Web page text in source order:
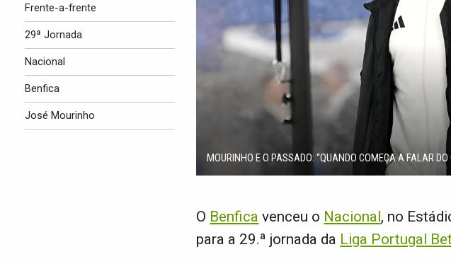
Frente-a-frente
29ª Jornada
Nacional
Benfica
José Mourinho
MOURINHO E O PASSADO: “QUANDO COMEÇA A FALAR
O Benfica venceu o Nacional, no
para a 29.ª jornada da Liga Portugal